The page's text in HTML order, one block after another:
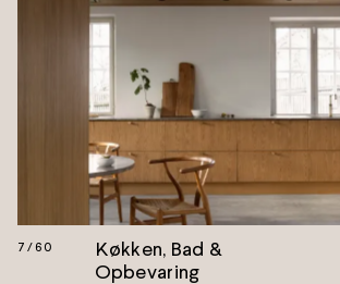
7 /60
Køkken, Bad &
Opbevaring